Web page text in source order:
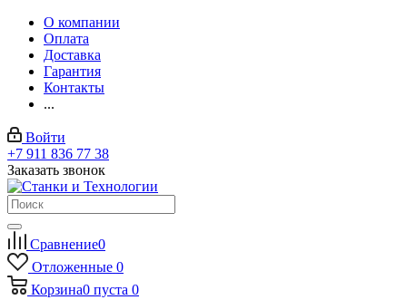
О компании
Оплата
Доставка
Гарантия
Контакты
...
Войти
+7 911 836 77 38
Заказать звонок
Сравнение0
Отложенные 0
Корзина0 пуста 0